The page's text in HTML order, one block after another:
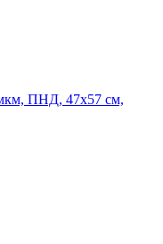
ПНД, 47х57 см,